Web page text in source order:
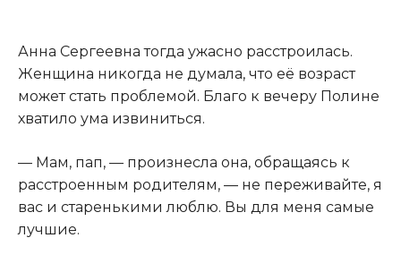
Анна Сергеевна тогда ужасно расстроилась.
Женщина никогда не думала, что её возраст
может стать проблемой. Благо к вечеру Полине
хватило ума извиниться.
— Мам, пап, — произнесла она, обращаясь к
расстроенным родителям, — не переживайте, я
вас и старенькими люблю. Вы для меня самые
лучшие.